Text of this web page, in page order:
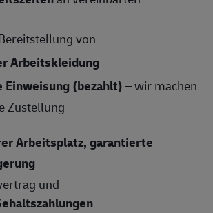
von
Arbeitskleidung
Einweisung (bezahlt)– wir machen
Zustellung
Arbeitsplatz, garantierte
und